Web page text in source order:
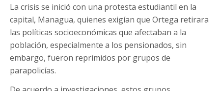
La crisis se inició con una protesta estudiantil en la
capital, Managua, quienes exigían que Ortega retirara
las políticas socioeconómicas que afectaban a la
población, especialmente a los pensionados, sin
embargo, fueron reprimidos por grupos de
parapolicías.